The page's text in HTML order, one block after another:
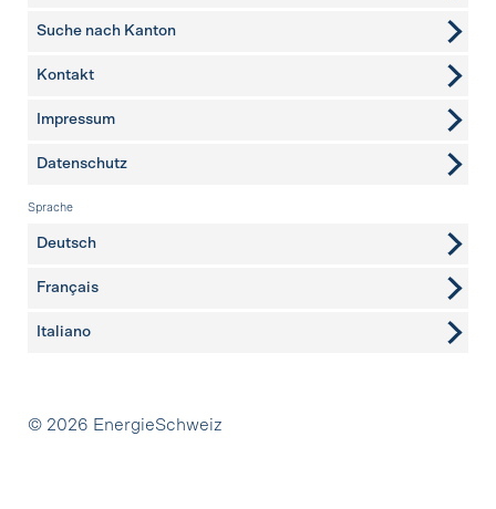
Suche nach Kanton
weitere Seiten
Kontakt
Impressum
Datenschutz
Sprache
Deutsch
Français
Italiano
Partner
© 2026 EnergieSchweiz